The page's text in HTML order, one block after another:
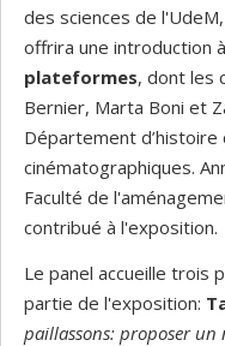
des sciences de
offrira une introduction
plateformes, dont les
Bernier, Marta Boni et
Département d’histoire
cinématographiques.
Faculté de
contribué à l'exposition.
Le panel accueille trois
partie de l'exposition:
paillassons: proposer